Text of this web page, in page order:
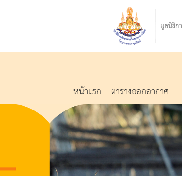
หน้าแรก ตารางออกอากาศ